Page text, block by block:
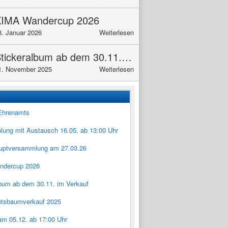
Wandercup 2026
Januar 2026 Weiterlesen
Stickeralbum ab dem 30.11. im Verkauf
November 2025 Weiterlesen
mit Austausch 16.05. ab 13:00 Uhr
am 27.03.26
2026
ab dem 30.11. im Verkauf
2025
05.12. ab 17:00 Uhr